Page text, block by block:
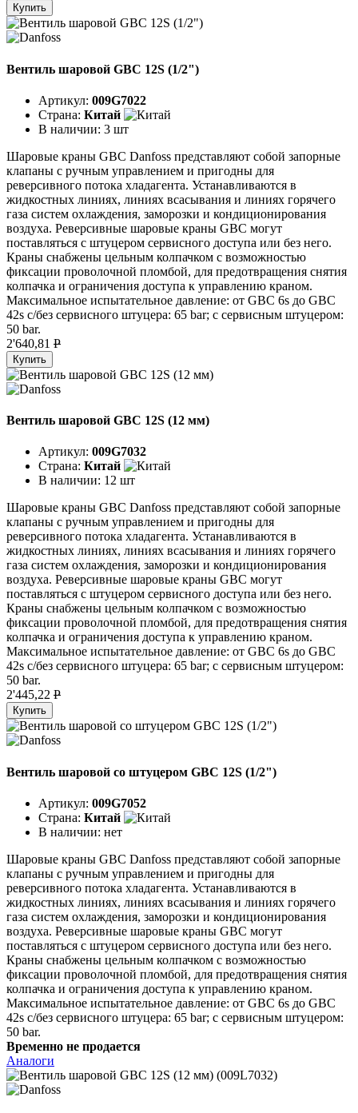
Купить
Вентиль шаровой GBC 12S (1/2")
Артикул: 009G7022
Страна: Китай
В наличии: 3 шт
Шаровые краны GBC Danfoss представляют собой запорные
клапаны с ручным управлением и пригодны для
реверсивного потока хладагента. Устанавливаются в
жидкостных линиях, линиях всасывания и линиях горячего
газа систем охлаждения, заморозки и кондиционирования
воздуха. Реверсивные шаровые краны GBC могут
поставляться с штуцером сервисного доступа или без него.
Краны снабжены цельным колпачком с возможностью
фиксации проволочной пломбой, для предотвращения снятия
колпачка и ограничения доступа к управлению краном.
Максимальное испытательное давление: от GBC 6s до GBC
42s с/без сервисного штуцера: 65 bar; с сервисным штуцером:
50 bar.
2'640,81 P
Купить
Вентиль шаровой GBC 12S (12 мм)
Артикул: 009G7032
Страна: Китай
В наличии: 12 шт
Шаровые краны GBC Danfoss представляют собой запорные
клапаны с ручным управлением и пригодны для
реверсивного потока хладагента. Устанавливаются в
жидкостных линиях, линиях всасывания и линиях горячего
газа систем охлаждения, заморозки и кондиционирования
воздуха. Реверсивные шаровые краны GBC могут
поставляться с штуцером сервисного доступа или без него.
Краны снабжены цельным колпачком с возможностью
фиксации проволочной пломбой, для предотвращения снятия
колпачка и ограничения доступа к управлению краном.
Максимальное испытательное давление: от GBC 6s до GBC
42s с/без сервисного штуцера: 65 bar; с сервисным штуцером:
50 bar.
2'445,22 P
Купить
Вентиль шаровой со штуцером GBC 12S (1/2")
Артикул: 009G7052
Страна: Китай
В наличии: нет
Шаровые краны GBC Danfoss представляют собой запорные
клапаны с ручным управлением и пригодны для
реверсивного потока хладагента. Устанавливаются в
жидкостных линиях, линиях всасывания и линиях горячего
газа систем охлаждения, заморозки и кондиционирования
воздуха. Реверсивные шаровые краны GBC могут
поставляться с штуцером сервисного доступа или без него.
Краны снабжены цельным колпачком с возможностью
фиксации проволочной пломбой, для предотвращения снятия
колпачка и ограничения доступа к управлению краном.
Максимальное испытательное давление: от GBC 6s до GBC
42s с/без сервисного штуцера: 65 bar; с сервисным штуцером:
50 bar.
Временно не продается
Аналоги